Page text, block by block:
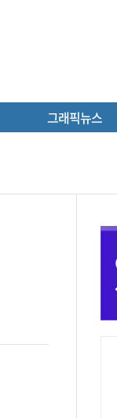
그래픽뉴스